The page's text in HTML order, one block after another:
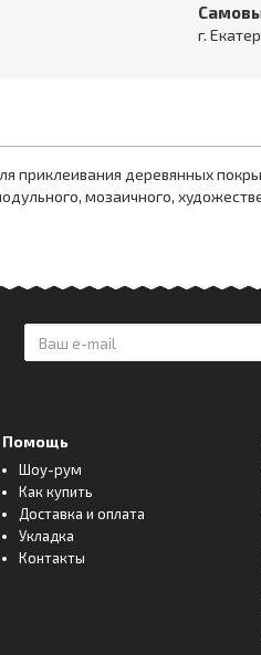
г.
приклеивания деревянных
мозаичного,
Помощь
Шоу-рум
Как купить
Доставка и оплата
Укладка
Контакты